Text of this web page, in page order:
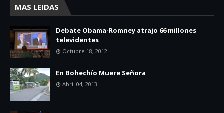
MAS LEIDAS
Debate Obama-Romney atrajo 66 millones
televidentes
Octubre 18, 2012
En Bohechío Muere Señora
Abril 04, 2013